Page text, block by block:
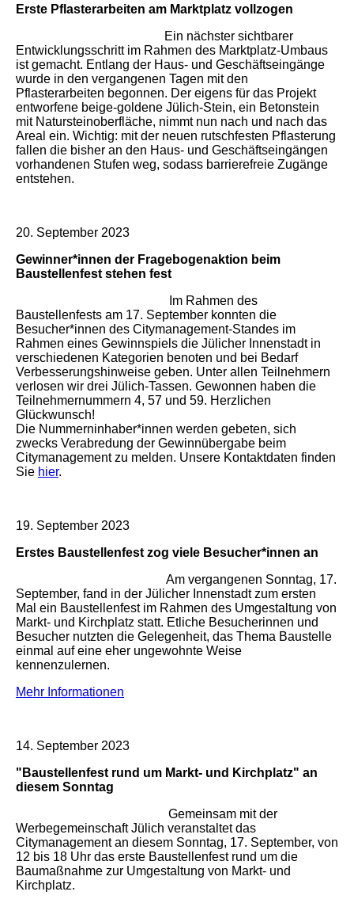
Erste Pflasterarbeiten am Marktplatz vollzogen
Ein nächster sichtbarer
Entwicklungsschritt im Rahmen des Marktplatz-Umbaus
ist gemacht. Entlang der Haus- und Geschäftseingänge
wurde in den vergangenen Tagen mit den
Pflasterarbeiten begonnen. Der eigens für das Projekt
entworfene beige-goldene Jülich-Stein, ein Betonstein
mit Natursteinoberfläche, nimmt nun nach und nach das
Areal ein. Wichtig: mit der neuen rutschfesten Pflasterung
fallen die bisher an den Haus- und Geschäftseingängen
vorhandenen Stufen weg, sodass barrierefreie Zugänge
entstehen.
20. September 2023
Gewinner*innen der Fragebogenaktion beim
Baustellenfest stehen fest
Im Rahmen des
Baustellenfests am 17. September konnten die
Besucher*innen des Citymanagement-Standes im
Rahmen eines Gewinnspiels die Jülicher Innenstadt in
verschiedenen Kategorien benoten und bei Bedarf
Verbesserungshinweise geben. Unter allen Teilnehmern
verlosen wir drei Jülich-Tassen. Gewonnen haben die
Teilnehmernummern 4, 57 und 59. Herzlichen
Glückwunsch!
Die Nummerninhaber*innen werden gebeten, sich
zwecks Verabredung der Gewinnübergabe beim
Citymanagement zu melden. Unsere Kontaktdaten finden
Sie hier.
19. September 2023
Erstes Baustellenfest zog viele Besucher*innen an
Am vergangenen Sonntag, 17.
September, fand in der Jülicher Innenstadt zum ersten
Mal ein Baustellenfest im Rahmen des Umgestaltung von
Markt- und Kirchplatz statt. Etliche Besucherinnen und
Besucher nutzten die Gelegenheit, das Thema Baustelle
einmal auf eine eher ungewohnte Weise
kennenzulernen.
Mehr Informationen
14. September 2023
"Baustellenfest rund um Markt- und Kirchplatz" an
diesem Sonntag
Gemeinsam mit der
Werbegemeinschaft Jülich veranstaltet das
Citymanagement an diesem Sonntag, 17. September, von
12 bis 18 Uhr das erste Baustellenfest rund um die
Baumaßnahme zur Umgestaltung von Markt- und
Kirchplatz.